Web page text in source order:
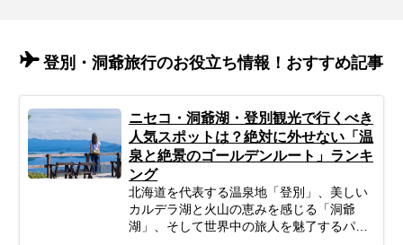
登別・洞爺旅行のお役立ち情報！おすすめ記事
ニセコ・洞爺湖・登別観光で行くべき
人気スポットは？絶対に外せない「温
泉と絶景のゴールデンルート」ランキ
ング
北海道を代表する温泉地「登別」、美しい
カルデラ湖と火山の恵みを感じる「洞爺
湖」、そして世界中の旅人を魅了するパウ